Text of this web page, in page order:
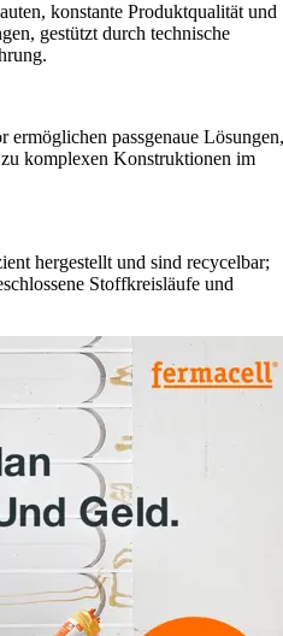
konstante Produktqualität und
gestützt durch technische
ermöglichen passgenaue Lösungen,
komplexen Konstruktionen im
hergestellt und sind recycelbar;
Stoffkreisläufe und